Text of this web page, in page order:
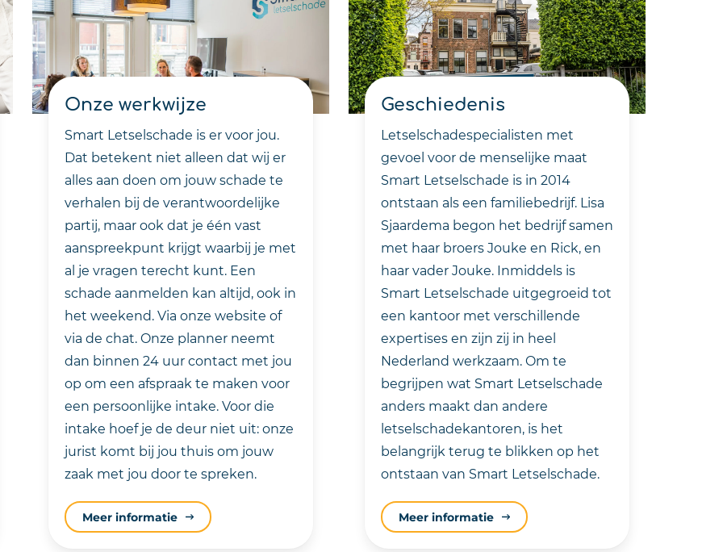
Onze werkwijze
Smart Letselschade is er voor jou.
Dat betekent niet alleen dat wij er
alles aan doen om jouw schade te
verhalen bij de verantwoordelijke
partij, maar ook dat je één vast
aanspreekpunt krijgt waarbij je met
al je vragen terecht kunt. Een
schade aanmelden kan altijd, ook in
het weekend. Via onze website of
via de chat. Onze planner neemt
dan binnen 24 uur contact met jou
op om een afspraak te maken voor
een persoonlijke intake. Voor die
intake hoef je de deur niet uit: onze
jurist komt bij jou thuis om jouw
zaak met jou door te spreken.
Meer informatie
Geschiedenis
Letselschadespecialisten met
gevoel voor de menselijke maat
Smart Letselschade is in 2014
ontstaan als een familiebedrijf. Lisa
Sjaardema begon het bedrijf samen
met haar broers Jouke en Rick, en
haar vader Jouke. Inmiddels is
Smart Letselschade uitgegroeid tot
een kantoor met verschillende
expertises en zijn zij in heel
Nederland werkzaam. Om te
begrijpen wat Smart Letselschade
anders maakt dan andere
letselschadekantoren, is het
belangrijk terug te blikken op het
ontstaan van Smart Letselschade.
Meer informatie